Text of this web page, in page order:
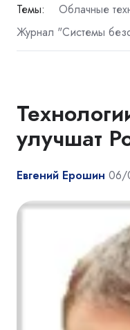
Темы: Облачные
Журнал "Системы
улучшат
Евгений Ерошин 06/